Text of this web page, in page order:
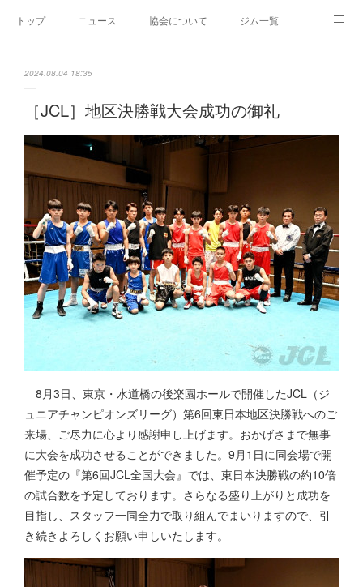
トップ ニュース 協会について ジム一覧
2024.08.04 18:35
［JCL］地区決勝戦大会成功の御礼
8月3日、東京・水道橋の後楽園ホールで開催したJCL（ジ
ュニアチャンピオンズリーグ）第6回東日本地区決勝戦へのご
来場、ご尽力に心より感謝申し上げます。おかげさまで無事
に大会を成功させることができました。9月1日に同会場で開
催予定の『第6回JCL全国大会』では、東日本決勝戦の約10倍
の試合数を予定しております。さらなる盛り上がりと成功を
目指し、スタッフ一同全力で取り組んでまいりますので、引
き続きよろしくお願い申しいたします。